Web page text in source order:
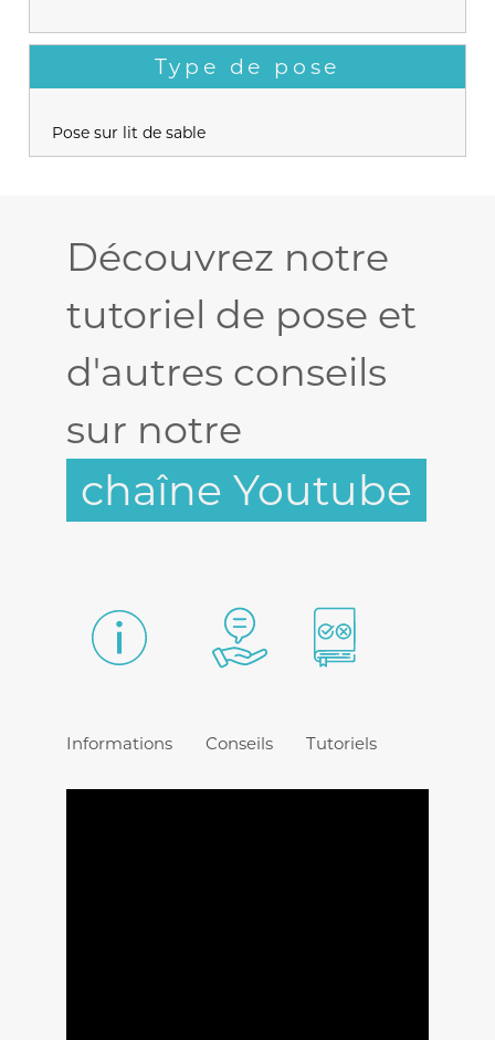
Type de pose
Pose sur lit de sable
Découvrez notre
tutoriel de pose et
d'autres conseils
sur notre
chaîne Youtube
Informations Conseils Tutoriels